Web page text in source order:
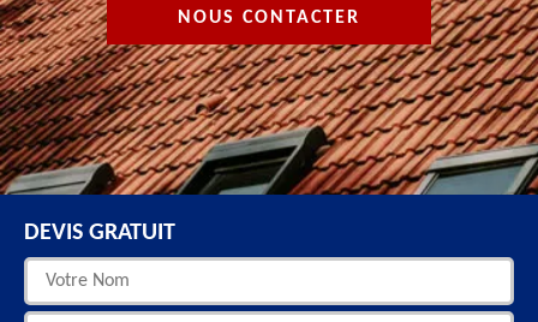
NOUS CONTACTER
DEVIS GRATUIT